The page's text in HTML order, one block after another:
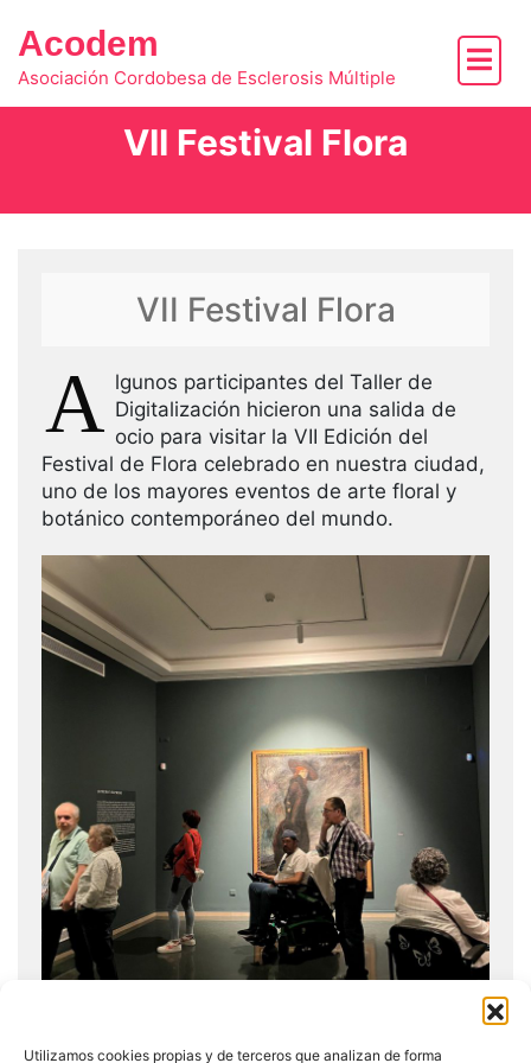
Utilizamos cookies propias y de terceros que analizan de forma
content
Acodem
Asociación Cordobesa de Esclerosis Múltiple
VII Festival Flora
VII Festival Flora
A lgunos participantes del Taller de
Digitalización hicieron una salida de
ocio para visitar la VII Edición del
Festival de Flora celebrado en nuestra ciudad,
uno de los mayores eventos de arte floral y
botánico contemporáneo del mundo.